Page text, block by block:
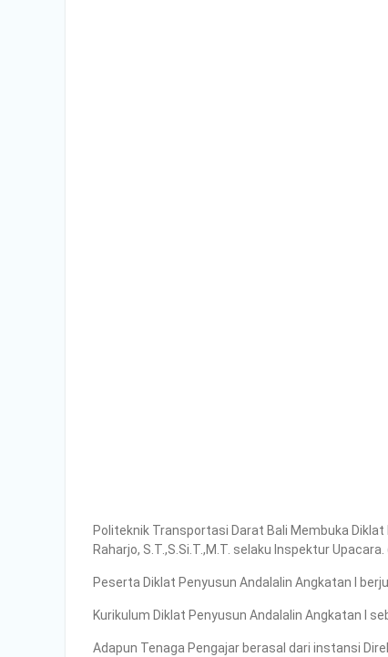
Politeknik Transportasi Darat Bali Membuka
Raharjo, S.T.,S.Si.T.,M.T. selaku Inspektur
Peserta Diklat Penyusun Andalalin Angkatan I
Kurikulum Diklat Penyusun Andalalin Angkatan I
Adapun Tenaga Pengajar berasal dari instansi